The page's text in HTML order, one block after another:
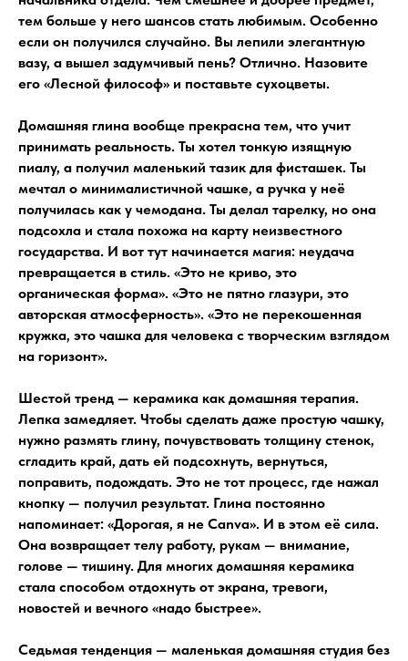
тем больше у него шансов стать любимым. Особенно
если он получился случайно. Вы лепили элегантную
вазу, а вышел задумчивый пень? Отлично. Назовите
его «Лесной философ» и поставьте сухоцветы.
Домашняя глина вообще прекрасна тем, что учит
принимать реальность. Ты хотел тонкую изящную
пиалу, а получил маленький тазик для фисташек. Ты
мечтал о минималистичной чашке, а ручка у неё
получилась как у чемодана. Ты делал тарелку, но она
подсохла и стала похожа на карту неизвестного
государства. И вот тут начинается магия: неудача
превращается в стиль. «Это не криво, это
органическая форма». «Это не пятно глазури, это
авторская атмосферность». «Это не перекошенная
кружка, это чашка для человека с творческим взглядом
на горизонт».
Шестой тренд — керамика как домашняя терапия.
Лепка замедляет. Чтобы сделать даже простую чашку,
нужно размять глину, почувствовать толщину стенок,
сгладить край, дать ей подсохнуть, вернуться,
поправить, подождать. Это не тот процесс, где нажал
кнопку — получил результат. Глина постоянно
напоминает: «Дорогая, я не Canva». И в этом её сила.
Она возвращает телу работу, рукам — внимание,
голове — тишину. Для многих домашняя керамика
стала способом отдохнуть от экрана, тревоги,
новостей и вечного «надо быстрее».
Седьмая тенденция — маленькая домашняя студия без